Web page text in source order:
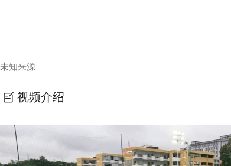
未知来源
视频介绍